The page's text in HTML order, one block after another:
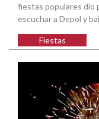
fiestas populares dio
escuchar a Depol y
Fiestas